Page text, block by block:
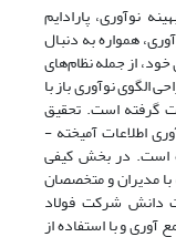
نوآوری، پارادایم
همواره به دنبال
از جمله نظام‌های
الگوی نوآوری باز با
گرفته است. تحقیق
اطلاعات آمیخته -
است. در بخش کیفی
با مدیران و متخصصان
دانش شرکت فولاد
آوری و با استفاده از